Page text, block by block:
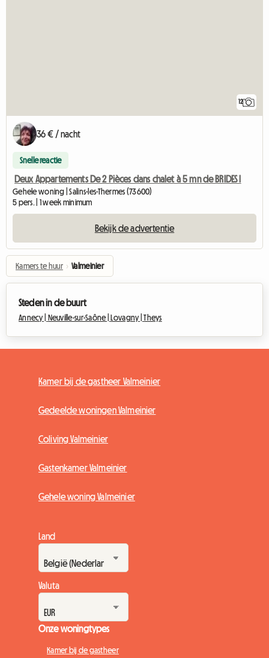
12
36 € / nacht
Snelle reactie
Deux Appartements De 2 Pièces dans chalet à 5 mn de BRIDES l
Gehele woning | Salins-les-Thermes (73600)
5 pers. | 1 week minimum
Bekijk de advertentie
Kamers te huur › Valmeinier
Steden in de buurt
Annecy | Neuville-sur-Saône | Lovagny |Theys
Kamer bij de gastheer Valmeinier
Gedeelde woningen Valmeinier
Coliving Valmeinier
Gastenkamer Valmeinier
Gehele woning Valmeinier
Land
Valuta
Onze woningtypes
Kamer bij de gastheer